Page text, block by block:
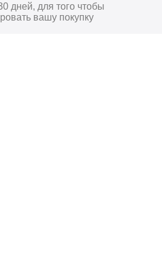
дней, для того чтобы
вашу покупку